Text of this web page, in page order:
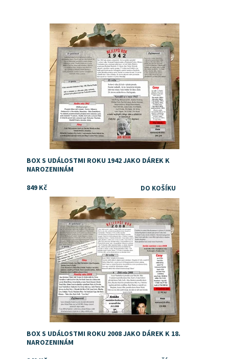
Dostupnost: Skladem
BOX S UDÁLOSTMI ROKU 1942 JAKO DÁREK K
NAROZENINÁM
849 Kč
Dostupnost:
Skladem
BOX S UDÁLOSTMI ROKU 2008 JAKO DÁREK K 18.
NAROZENINÁM